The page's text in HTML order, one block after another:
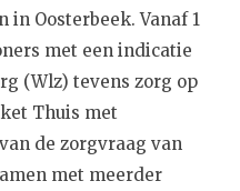
Oosterbeek. Vanaf 1
met een indicatie
(Wlz) tevens zorg op
Thuis met
de zorgvraag van
met meerder